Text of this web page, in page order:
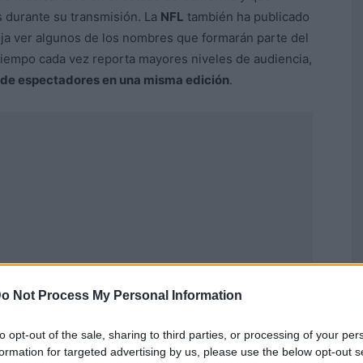
Not Process My Personal Information
opt-out of the sale, sharing to third parties, or processing of your
for targeted advertising by us, please use the below opt-out
su transmisión. La NFL también ha publicado
ver algunos de los nombres que formarán parte del
cada vez reporta mayores niveles de audiencia,
espectadores en una misma edición.
Publicidad